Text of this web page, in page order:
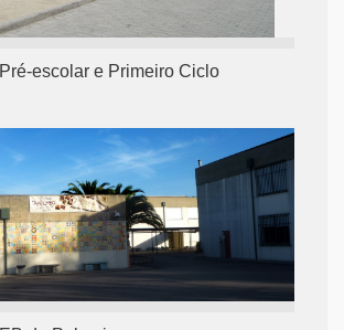
Pré-escolar e Primeiro Ciclo